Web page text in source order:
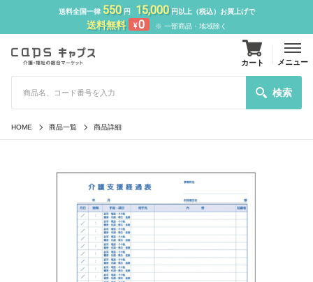
送料全国一律 550円 15,000円以上（税込）お買上げで
送料無料 ¥0 ※ 一部商品・地域除く
検索
カート メニュー
HOME 商品一覧 商品詳細